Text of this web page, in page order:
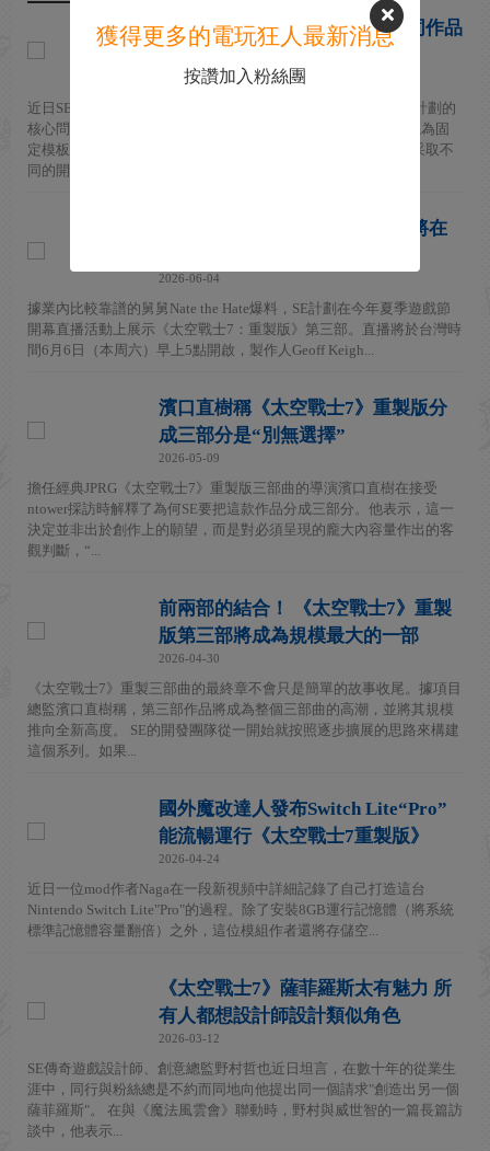
SE談FF系列重製計劃：根據不同作品
2026-07-07
近日SE召開股東大會，回應了關於《太空戰士》系列未來重製計劃的
核心問題。SE表示不再將《太空戰士7》重製版的三部曲模式視為固
定模板，而是會根據每一部作品的玩家期待程度和市場趨勢，采取不
同的開發策略。 ...
《太空戰士7：重製版》第三部將在
2026-06-04
據業內比較靠譜的舅舅Nate the Hate爆料，SE計劃在今年夏季遊戲節
開幕直播活動上展示《太空戰士7：重製版》第三部。直播將於台灣時
間6月6日（本周六）早上5點開啟，製作人Geoff Keigh...
濱口直樹稱《太空戰士7》重製版分
成三部分是“別無選擇”
2026-05-09
擔任經典JPRG《太空戰士7》重製版三部曲的導演濱口直樹在接受
ntower採訪時解釋了為何SE要把這款作品分成三部分。他表示，這一
決定並非出於創作上的願望，而是對必須呈現的龐大內容量作出的客
觀判斷，“...
前兩部的結合！ 《太空戰士7》重製
版第三部將成為規模最大的一部
2026-04-30
《太空戰士7》重製三部曲的最終章不會只是簡單的故事收尾。據項目
總監濱口直樹稱，第三部作品將成為整個三部曲的高潮，並將其規模
推向全新高度。 SE的開發團隊從一開始就按照逐步擴展的思路來構建
這個系列。如果...
國外魔改達人發布Switch Lite“Pro”
能流暢運行《太空戰士7重製版》
2026-04-24
近日一位mod作者Naga在一段新視頻中詳細記錄了自己打造這台
Nintendo Switch Lite"Pro"的過程。除了安裝8GB運行記憶體（將系統
標準記憶體容量翻倍）之外，這位模組作者還將存儲空...
《太空戰士7》薩菲羅斯太有魅力 所
有人都想設計師設計類似角色
2026-03-12
SE傳奇遊戲設計師、創意總監野村哲也近日坦言，在數十年的從業生
涯中，同行與粉絲總是不約而同地向他提出同一個請求"創造出另一個
薩菲羅斯"。 在與《魔法風雲會》聯動時，野村與威世智的一篇長篇訪
談中，他表示...
獲得更多的電玩狂人最新消息
按讚加入粉絲團